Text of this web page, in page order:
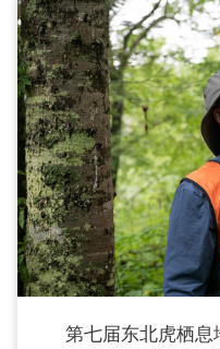
第七届东北虎栖
CEO
卢
伦
燕
在
可
持
续